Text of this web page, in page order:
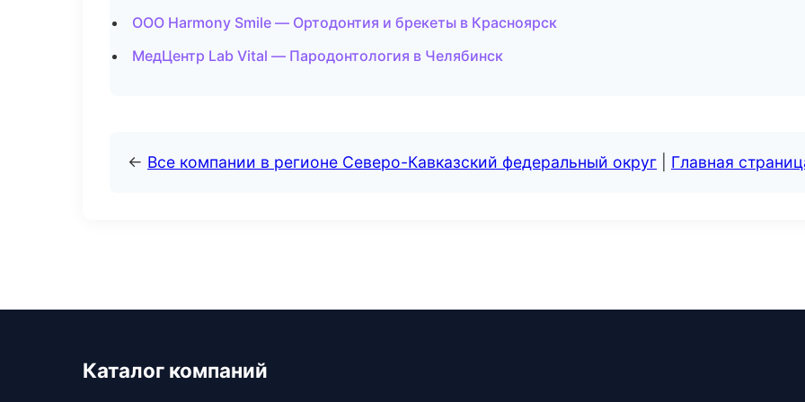
ООО Harmony Smile — Ортодонтия и брекеты в Красноярск
МедЦентр Lab Vital — Пародонтология в Челябинск
← Все компании в регионе Северо-Кавказский федеральный округ Главная
Каталог компаний